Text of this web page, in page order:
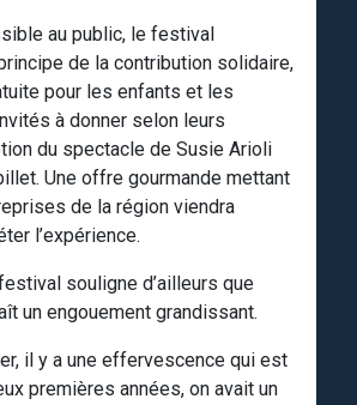
au public, le festival
de la contribution solidaire,
pour les enfants et les
à donner selon leurs
du spectacle de Susie Arioli
Une offre gourmande mettant
de la région viendra
l’expérience.
souligne d’ailleurs que
un engouement grandissant.
il y a une effervescence qui est
premières années, on avait un